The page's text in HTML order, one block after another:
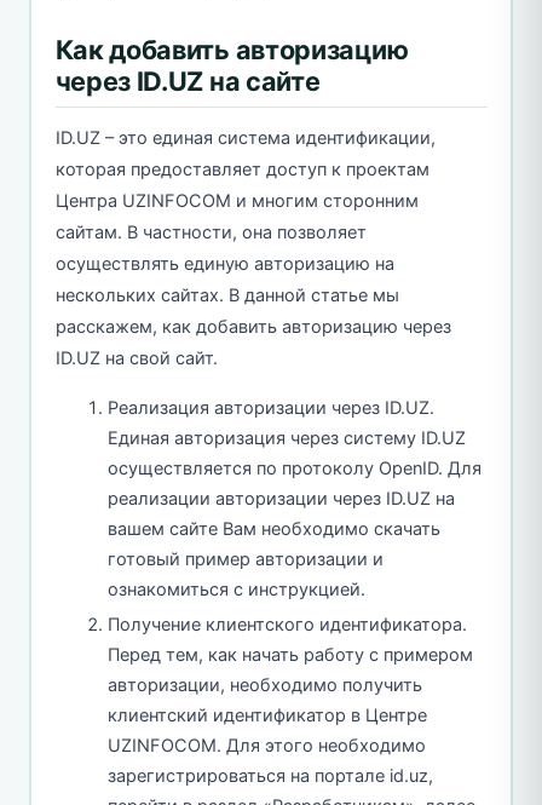
Как добавить авторизацию
через ID.UZ на сайте
ID.UZ – это единая система идентификации,
которая предоставляет доступ к проектам
Центра UZINFOCOM и многим сторонним
сайтам. В частности, она позволяет
осуществлять единую авторизацию на
нескольких сайтах. В данной статье мы
расскажем, как добавить авторизацию через
ID.UZ на свой сайт.
Реализация авторизации через ID.UZ.
Единая авторизация через систему ID.UZ
осуществляется по протоколу OpenID. Для
реализации авторизации через ID.UZ на
вашем сайте Вам необходимо скачать
готовый пример авторизации и
ознакомиться с инструкцией.
Получение клиентского идентификатора.
Перед тем, как начать работу с примером
авторизации, необходимо получить
клиентский идентификатор в Центре
UZINFOCOM. Для этого необходимо
зарегистрироваться на портале id.uz,